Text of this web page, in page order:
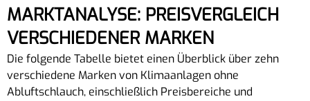
MARKTANALYSE: PREISVERGLEICH
VERSCHIEDENER MARKEN
Die folgende Tabelle bietet einen Überblick über zehn
verschiedene Marken von Klimaanlagen ohne
Abluftschlauch, einschließlich Preisbereiche und